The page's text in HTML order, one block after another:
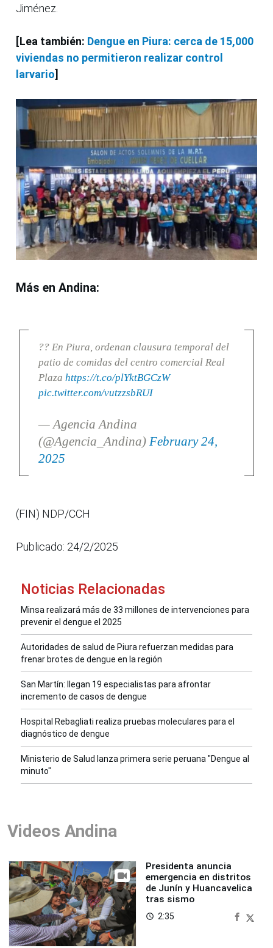
Jiménez.
[Lea también: Dengue en Piura: cerca de 15,000
viviendas no permitieron realizar control
larvario]
Más en Andina:
?? En Piura, ordenan clausura temporal del
patio de comidas del centro comercial Real
Plaza https://t.co/plYktBGCzW
pic.twitter.com/vutzzsbRUI
— Agencia Andina
(@Agencia_Andina) February 24,
2025
(FIN) NDP/CCH
Publicado: 24/2/2025
Noticias Relacionadas
Minsa realizará más de 33 millones de intervenciones para
prevenir el dengue el 2025
Autoridades de salud de Piura refuerzan medidas para
frenar brotes de dengue en la región
San Martín: llegan 19 especialistas para afrontar
incremento de casos de dengue
Hospital Rebagliati realiza pruebas moleculares para el
diagnóstico de dengue
Ministerio de Salud lanza primera serie peruana "Dengue al
minuto"
Videos Andina
Presidenta anuncia
emergencia en distritos
de Junín y Huancavelica
tras sismo
access_time 2:35